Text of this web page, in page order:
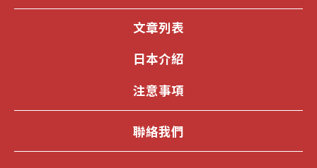
文章列表
日本介紹
注意事項
聯絡我們